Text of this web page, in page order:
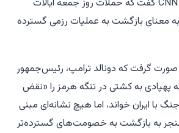
یک مقام آمریکایی به CNN گفت که حملات روز جمعه ایالات
معنای بازگشت به عملیات رزمی گسترده
گرفت که دونالد ترامپ، رئیس‌جمهور
پهپادی به کشتی در تنگه هرمز را «نقض
با ایران خواند، اما هیچ نشانه‌ای مبنی
منجر به بازگشت به خصومت‌های گسترده‌تر